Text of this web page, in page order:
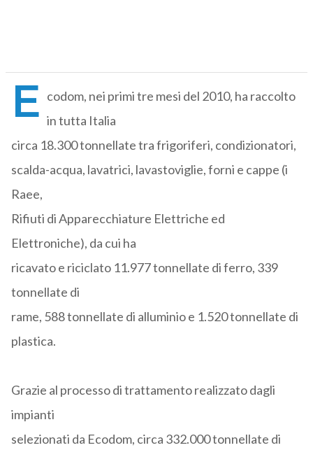
E codom, nei primi tre mesi del 2010, ha raccolto
in tutta Italia
circa 18.300 tonnellate tra frigoriferi, condizionatori,
scalda-acqua, lavatrici, lavastoviglie, forni e cappe (i
Raee,
Rifiuti di Apparecchiature Elettriche ed
Elettroniche), da cui ha
ricavato e riciclato 11.977 tonnellate di ferro, 339
tonnellate di
rame, 588 tonnellate di alluminio e 1.520 tonnellate di
plastica.
Grazie al processo di trattamento realizzato dagli
impianti
selezionati da Ecodom, circa 332.000 tonnellate di